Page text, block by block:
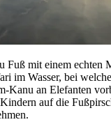
Fuß mit einem echten
im Wasser, bei
Kanu an Elefanten
auf die